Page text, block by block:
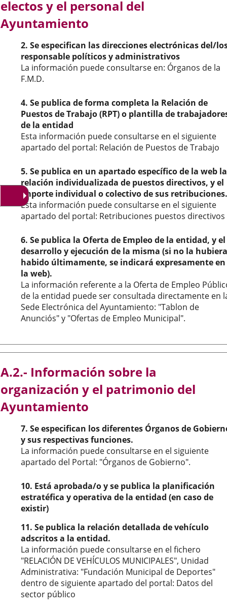
externa.
electos y el personal del
Ayuntamiento
2. Se especifican las direcciones electrónicas del/
responsable políticos y administrativos
La información puede consultarse en: Órganos de la
F.M.D.
4. Se publica de forma completa la Relación de
Puestos de Trabajo (RPT) o plantilla de
de la entidad
Esta información puede consultarse en el siguiente
apartado del portal: Relación de Puestos de Trabajo
5. Se publica en un apartado específico de la web la
relación individualizada de puestos directivos, y el
importe individual o colectivo de sus retribuciones.
Esta información puede consultarse en el siguiente
apartado del portal: Retribuciones puestos directivos
6. Se publica la Oferta de Empleo de la entidad, y el
desarrollo y ejecución de la misma (si no la hubiera
habido últimamente, se indicará expresamente en
la web).
La información referente a la Oferta de Empleo
de la entidad puede ser consultada directamente en
Sede Electrónica del Ayuntamiento: "Tablon de
Anunciós" y "Ofertas de Empleo Municipal".
A.2.- Información sobre la
organización y el patrimonio del
Ayuntamiento
7. Se especifican los diferentes Órganos de
y sus respectivas funciones.
La información puede consultarse en el siguiente
apartado del Portal: "Órganos de Gobierno".
10. Está aprobada/o y se publica la planificación
estratéfica y operativa de la entidad (en caso de
existir)
11. Se publica la relación detallada de vehículo
adscritos a la entidad.
La información puede consultarse en el fichero
"RELACIÓN DE VEHÍCULOS MUNICIPALES", Unidad
Administrativa: "Fundación Municipal de Deportes"
dentro de siguiente apartado del portal: Datos del
sector público